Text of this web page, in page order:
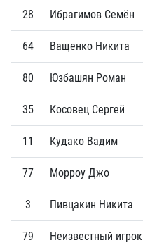
28 Ибрагимов Семён
64 Ващенко Никита
80 Юзбашян Роман
35 Косовец Сергей
11 Кудако Вадим
77 Морроу Джо
3 Пивцакин Никита
79 Неизвестный игрок